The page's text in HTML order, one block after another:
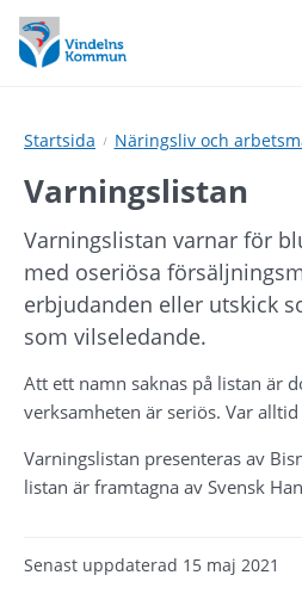
Hoppa
till
innehåll
Hoppa
till
undermeny
Startsida Näringsliv och
Varningslistan
Varningslistan varnar för
med oseriösa
erbjudanden eller utskick
som vilseledande.
Att ett namn saknas på listan är
verksamheten är seriös. Var alltid
Varningslistan presenteras av
listan är framtagna av Svensk
Senast uppdaterad 15 maj 2021